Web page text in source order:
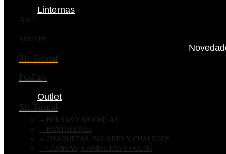
Linternas
ASP
SureFire
511 Tactical
FoxFury
Outlet
511 Tactical
BOLSAS Y MOCHILAS
PANTALONES
CHAQUETAS, POLARES Y CHALECOS
CAMISAS, CAMISETAS Y POLOS